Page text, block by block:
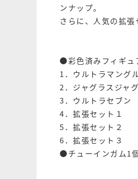
ンナップ。
さらに、人気の拡
●彩色済みフィギュ
1．ウルトラマング
2．ジャグラスジャ
3．ウルトラセブン
4．拡張セット１
5．拡張セット２
6．拡張セット３
●チューインガム1